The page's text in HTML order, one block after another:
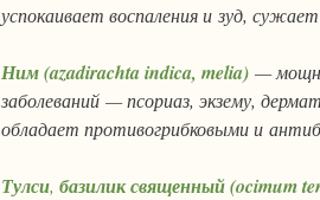
успокаивает воспаления и зуд,
Ним (azadirachta indica, melia) —
заболеваний — псориаз, экзему,
обладает противогрибковыми и
Тулси, базилик священный (ocimum